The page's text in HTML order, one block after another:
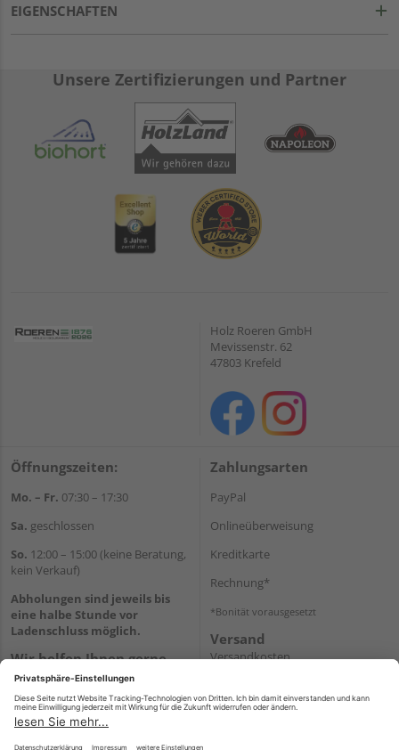
EIGENSCHAFTEN
Unsere Zertifizierungen und Partner
Holz Roeren GmbH
Mevissenstr. 62
47803 Krefeld
Öffnungszeiten:
Mo. – Fr. 07:30 – 17:30
Sa. geschlossen
So. 12:00 – 15:00 (keine Beratung,
kein Verkauf)
Abholungen sind jeweils bis
eine halbe Stunde vor
Ladenschluss möglich.
Wir helfen Ihnen gerne
weiter
Tel.:+49 2151 8787-70
E-Mail:onlineshop@holz-
roeren.de
Zahlungsarten
PayPal
Onlineüberweisung
Kreditkarte
Rechnung*
*Bonität vorausgesetzt
Versand
Versandkosten